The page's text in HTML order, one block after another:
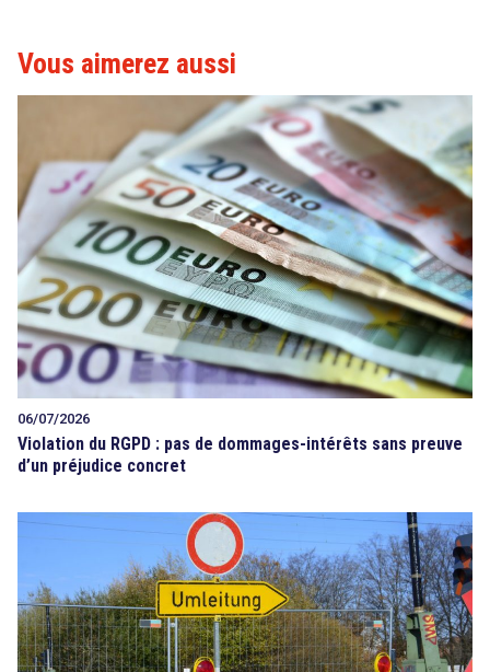
Vous aimerez aussi
06/07/2026
Violation du RGPD : pas de dommages-intérêts sans preuve
d’un préjudice concret